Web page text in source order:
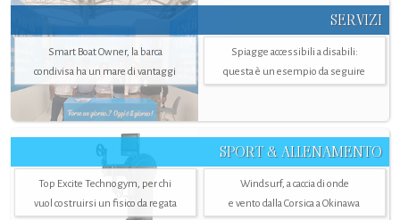
SERVIZI
Smart Boat Owner, la barca
condivisa ha un mare di vantaggi
Spiagge accessibili a disabili:
questa è un esempio da seguire
SPORT & ALLENAMENTO
Top Excite Technogym, per chi
vuol costruirsi un fisico da regata
Windsurf, a caccia di onde
e vento dalla Corsica a Okinawa